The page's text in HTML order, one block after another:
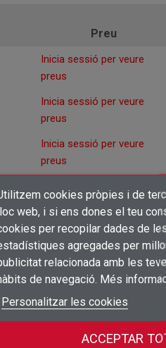
Afegir a la
Crear
Crear una llista
Nom de la llista de
Connectar-se
Cal que connecteu per a desar
cookies pròpies i de
web, i si ens dones el teu
per recopilar dades de
agregades per
relacionada amb les
de navegació. Més
Personalitzar les cookies
ACCEPTAR
Preu
Inicia sessió per veure
preus
Inicia sessió per veure
preus
Inicia sessió per veure
preus
preus
Inicia sessió per veure
preus
Inicia sessió per veure
preus
Inicia sessió per veure